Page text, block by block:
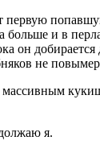
и в
он
не
я.